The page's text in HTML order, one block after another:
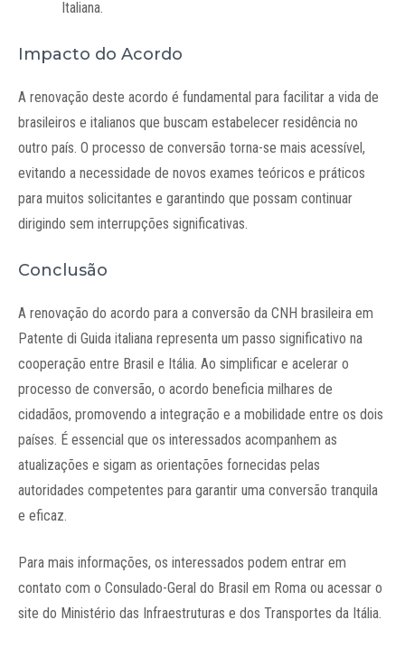
Italiana.
Impacto do Acordo
A renovação deste acordo é fundamental para facilitar a vida de
brasileiros e italianos que buscam estabelecer residência no
outro país. O processo de conversão torna-se mais acessível,
evitando a necessidade de novos exames teóricos e práticos
para muitos solicitantes e garantindo que possam continuar
dirigindo sem interrupções significativas.
Conclusão
A renovação do acordo para a conversão da CNH brasileira em
Patente di Guida italiana representa um passo significativo na
cooperação entre Brasil e Itália. Ao simplificar e acelerar o
processo de conversão, o acordo beneficia milhares de
cidadãos, promovendo a integração e a mobilidade entre os dois
países. É essencial que os interessados acompanhem as
atualizações e sigam as orientações fornecidas pelas
autoridades competentes para garantir uma conversão tranquila
e eficaz.
Para mais informações, os interessados podem entrar em
contato com o Consulado-Geral do Brasil em Roma ou acessar o
site do Ministério das Infraestruturas e dos Transportes da Itália.